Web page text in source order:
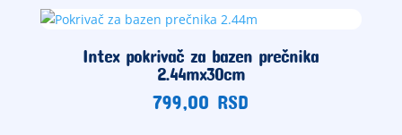
Intex pokrivač za bazen prečnika
2.44mx30cm
799,00 RSD